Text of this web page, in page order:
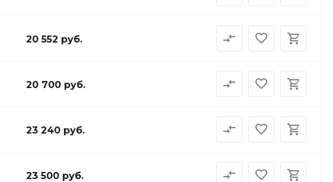
20 552 руб.
20 700 руб.
23 240 руб.
23 500 руб.